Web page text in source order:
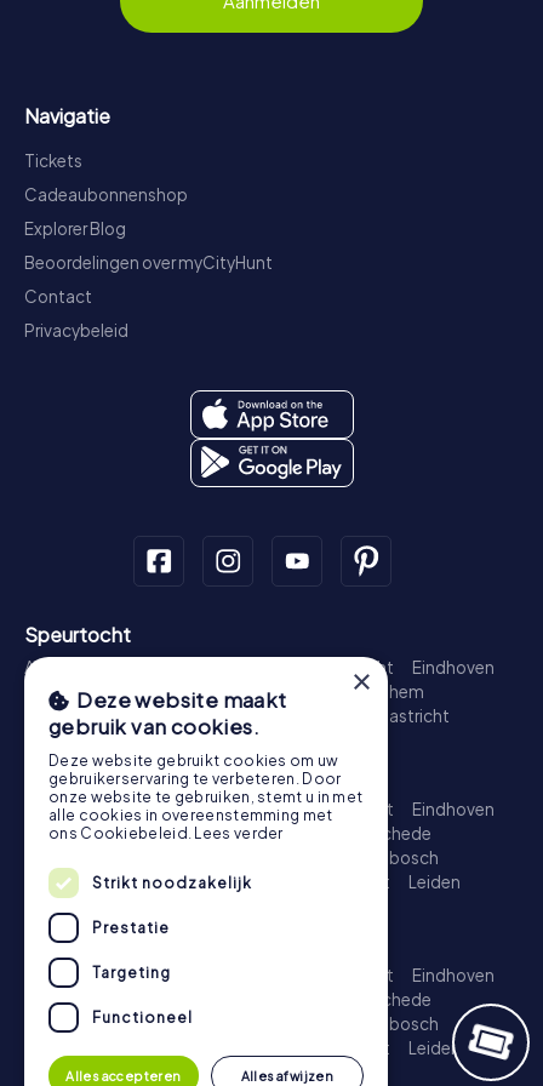
Navigatie
Tickets
Cadeaubonnenshop
Explorer Blog
Beoordelingen over myCityHunt
Contact
Privacybeleid
Speurtocht
Amsterdam Utrecht
Eindhoven
Groningen
Breda Nijmegen Haarlem
Arnhem
Amersfoort
's-Hertogenbosch
Maastricht
Leiden
Dordrecht
Schattenjacht
Amsterdam Rotterdam Den Haag Utrecht
Eindhoven
Groningen
Almere Breda Nijmegen
Enschede
's-Hertogenbosch
Apeldoorn
Zwolle Zoetermeer Maastricht
Leiden
Escape Game
Amsterdam Rotterdam Utrecht
Eindhoven
Groningen
Enschede
Haarlem
Arnhem Amersfoort
's-Hertogenbosch
Maastricht
Leiden
Dordrecht
×
Deze website maakt
gebruik van cookies.
Deze website gebruikt cookies om uw
gebruikerservaring te verbeteren. Door
onze website te gebruiken, stemt u in met
alle cookies in overeenstemming met
ons Cookiebeleid. Lees verder
Strikt noodzakelijk
Prestatie
Targeting
Functioneel
Alles accepteren Alles afwijzen